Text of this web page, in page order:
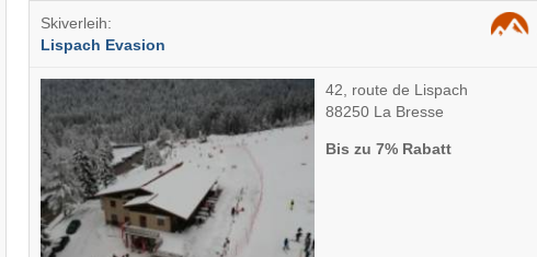
Skiverleih:
Lispach Evasion
42, route de Lispach
88250 La Bresse
Bis zu 7% Rabatt